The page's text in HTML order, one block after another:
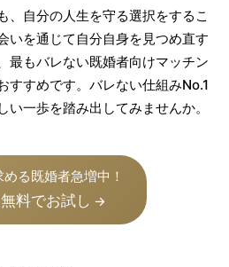
、自分の人生を守る選択をするこ
いを通じて自分自身を見つめ直す
最もバレない既婚者向けマッチン
すすめです。バレない仕組みNo.1
一歩を踏み出してみませんか。
る既婚者急増中！
料でお試し →